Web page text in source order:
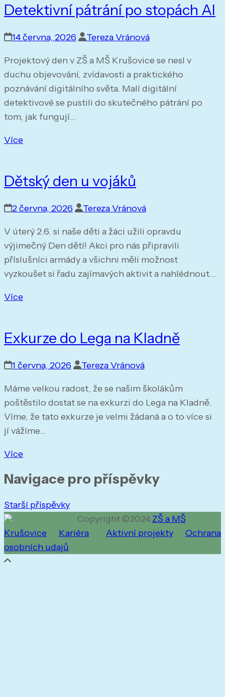
Detektivní pátrání po stopách AI
14 června, 2026 Tereza Vránová
Projektový den v ZŠ a MŠ Krušovice se nesl v
duchu objevování, zvídavosti a praktického
poznávání digitálního světa. Malí digitální
detektivové se pustili do skutečného pátrání po
tom, jak fungují…
Více
Dětský den u vojáků
2 června, 2026 Tereza Vránová
V úterý 2.6. si naše děti a žáci užili opravdu
výjimečný Den dětí! Akci pro nás připravili
příslušníci armády a všichni měli možnost
vyzkoušet si řadu zajímavých aktivit a nahlédnout…
Více
Exkurze do Lega na Kladně
1 června, 2026 Tereza Vránová
Máme velkou radost, že se našim školákům
poštěstilo dostat se na exkurzi do Lega na Kladně.
Víme, že tato exkurze je velmi žádaná a o to více si
jí vážíme…
Více
Navigace pro příspěvky
Starší příspěvky
Copyright ©2024 ZŠ a MŠ
Krušovice
Kariéra Aktivní projekty
Ochrana
osobních udajů